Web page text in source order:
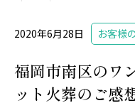
2020年6月28日 お客様
福岡市南区のワ
ット火葬のご感